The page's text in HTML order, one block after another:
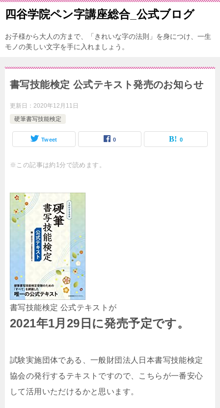
四谷学院ペン字講座総合_公式ブログ
お子様から大人の方まで、「きれいな字の法則」を身につけ、一生
モノの美しい文字を手に入れましょう。
書写技能検定 公式テキスト発売のお知らせ
更新日： 2020年12月11日
硬筆書写技能検定
Tweet 0 0
※この記事は約1分で読めます。
書写技能検定 公式テキストが
2021年1月29日に発売予定です。
試験実施団体である、一般財団法人日本書写技能検定
協会の発行するテキストですので、こちらが一番安心
して活用いただけるかと思います。